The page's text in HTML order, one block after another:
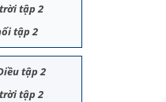
tập 2
tập 2
tập 2
tập 2